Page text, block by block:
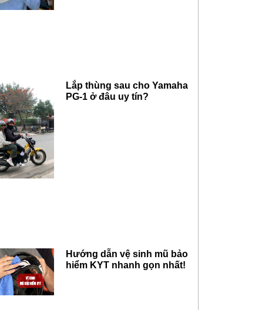
Lắp thùng sau cho Yamaha
PG-1 ở đâu uy tín?
Hướng dẫn vệ sinh mũ bảo
hiểm KYT nhanh gọn nhất!